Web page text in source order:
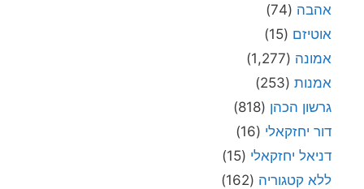
אהבה (74)
אוטיזם (15)
אמונה (1,277)
אמנות (253)
גרשון הכהן (818)
דור יחזקאלי (16)
דניאל יחזקאלי (15)
ללא קטגוריה (162)